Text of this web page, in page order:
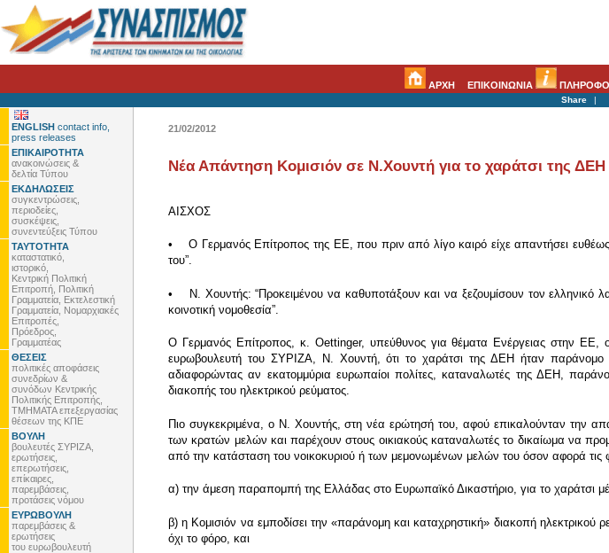
ΑΡΧΗ ΕΠΙΚΟΙΝΩΝΙΑ
Share |
ENGLISH contact info,
press releases
ΕΠΙΚΑΙΡΟΤΗΤΑ
ανακοινώσεις &
δελτία Τύπου
ΕΚΔΗΛΩΣΕΙΣ
συγκεντρώσεις,
περιοδείες,
συσκέψεις,
συνεντεύξεις Τύπου
ΤΑΥΤΟΤΗΤΑ
καταστατικό,
ιστορικό,
Κεντρική Πολιτική
Επιτροπή, Πολιτική
Γραμματεία, Εκτελεστική
Γραμματεία, Νομαρχιακές
Επιτροπές,
Πρόεδρος,
Γραμματέας
ΘΕΣΕΙΣ
πολιτικές αποφάσεις
συνεδρίων &
συνόδων Κεντρικής
Πολιτικής Επιτροπής,
ΤΜΗΜΑΤΑ επεξεργασίας
θέσεων της ΚΠΕ
ΒΟΥΛΗ
βουλευτές ΣΥΡΙΖΑ,
ερωτήσεις,
επερωτήσεις,
επίκαιρες,
παρεμβάσεις,
προτάσεις νόμου
ΕΥΡΩΒΟΥΛΗ
παρεμβάσεις &
ερωτήσεις
του ευρωβουλευτή
21/02/2012
Νέα Απάντηση Κομισιόν σε Ν.Χουντή για το χαράτσι της ΔΕΗ
ΑΙΣΧΟΣ
• Ο Γερμανός Επίτροπος της ΕΕ, που πριν από λίγο καιρό είχε απαντήσει
του”.
• Ν. Χουντής: “Προκειμένου να καθυποτάξουν και να ξεζουμίσουν τον ελληνικό
κοινοτική νομοθεσία”.
Ο Γερμανός Επίτροπος, κ. Oettinger, υπεύθυνος για θέματα Ενέργειας στην ΕΕ,
ευρωβουλευτή του ΣΥΡΙΖΑ, Ν. Χουντή, ότι το χαράτσι της ΔΕΗ ήταν παράνομο
αδιαφορώντας αν εκατομμύρια ευρωπαίοι πολίτες, καταναλωτές της ΔΕΗ,
διακοπής του ηλεκτρικού ρεύματος.
Πιο συγκεκριμένα, ο Ν. Χουντής, στη νέα ερώτησή του, αφού επικαλούνταν την
των κρατών μελών και παρέχουν στους οικιακούς καταναλωτές το δικαίωμα να
από την κατάσταση του νοικοκυριού ή των μεμονωμένων μελών του όσον αφορά τις
α) την άμεση παραπομπή της Ελλάδας στο Ευρωπαϊκό Δικαστήριο, για το χαράτσι
β) η Κομισιόν να εμποδίσει την «παράνομη και καταχρηστική» διακοπή
όχι το φόρο, και